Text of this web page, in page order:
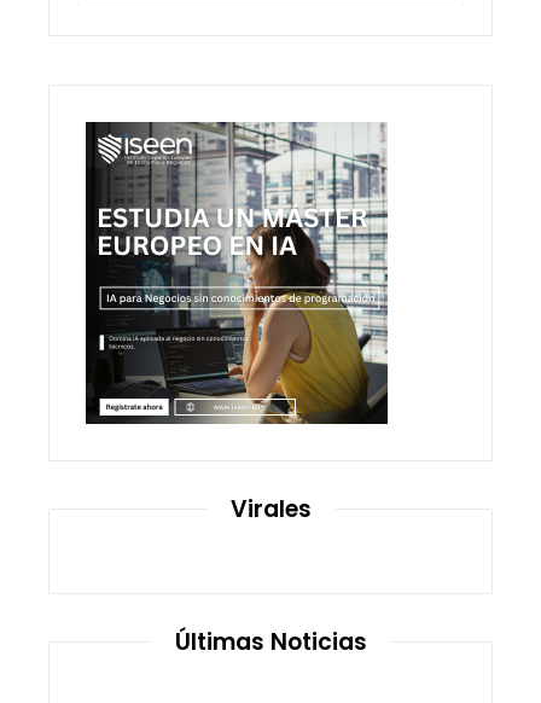
Virales
Últimas Noticias